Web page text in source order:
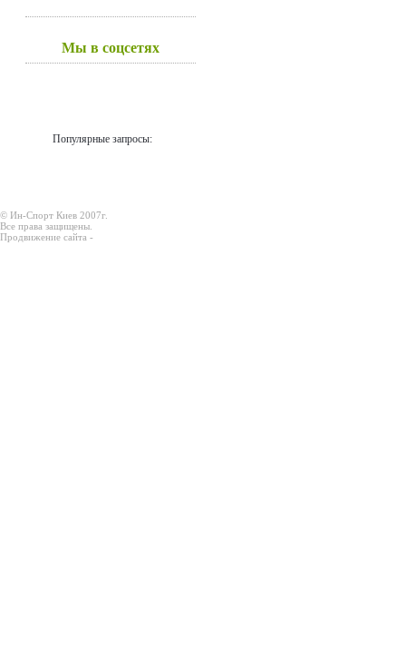
Мы в соцсетях
Популярные запросы:
© Ин-Спорт Киев 2007г.
Все права защищены.
Продвижение сайта -